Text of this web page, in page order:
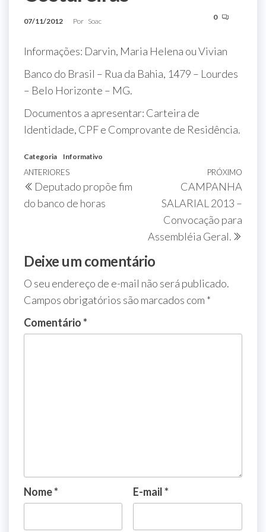
07/11/2012 Por Soac 0
Informações: Darvin, Maria Helena ou Vivian
Banco do Brasil – Rua da Bahia, 1479 – Lourdes
– Belo Horizonte – MG.
Documentos a apresentar: Carteira de
Identidade, CPF e Comprovante de Residência.
Categoria Informativo
ANTERIORES
Deputado propõe fim
do banco de horas
PRÓXIMO
CAMPANHA
SALARIAL 2013 –
Convocação para
Assembléia Geral.
Deixe um comentário
O seu endereço de e-mail não será publicado.
Campos obrigatórios são marcados com *
Comentário*
Nome* E-mail*